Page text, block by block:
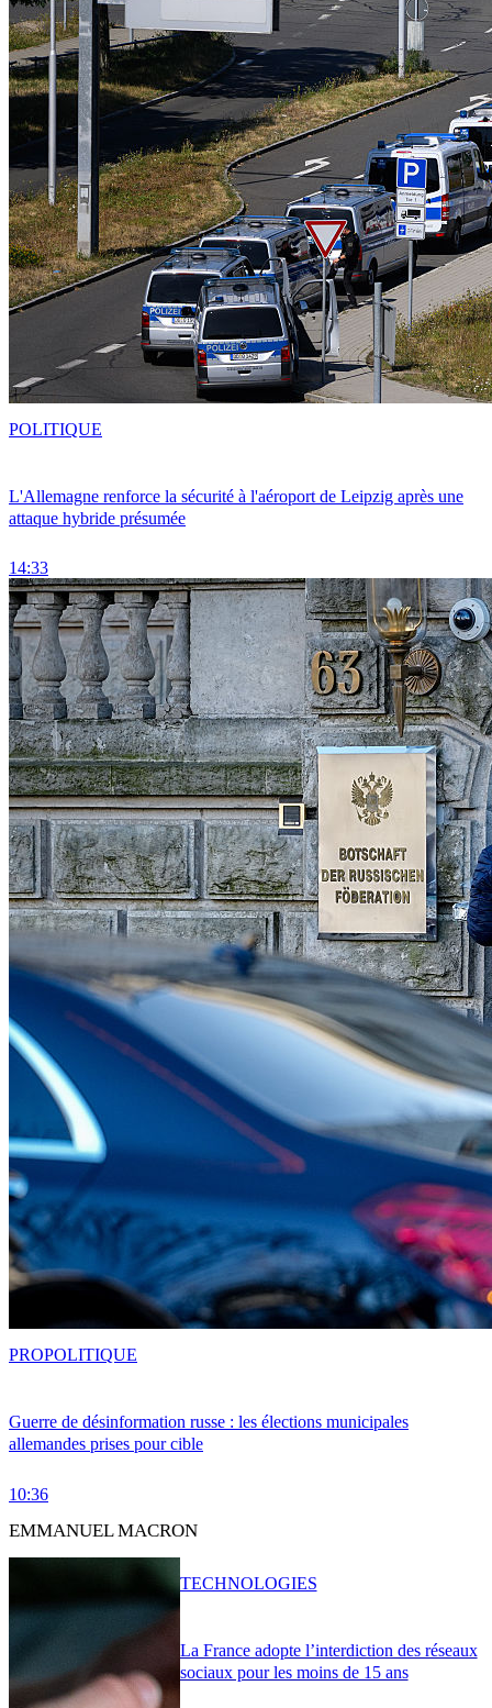
L'Allemagne renforce la sécurité à l'aéroport de Leipzig après une
attaque hybride présumée
14:33
POLITIQUE
Guerre de désinformation russe : les élections municipales
allemandes prises pour cible
10:36
PROPOLITIQUE
EMMANUEL MACRON
La France adopte l’interdiction des réseaux
sociaux pour les moins de 15 ans
TECHNOLOGIES